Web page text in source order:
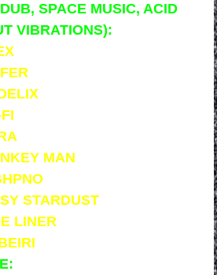
SPACE MUSIC, ACID
VIBRATIONS):
MAN
STARDUST
LINER